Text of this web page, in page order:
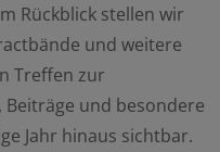
Rückblick stellen wir
und weitere
Treffen zur
Beiträge und besondere
Jahr hinaus sichtbar.